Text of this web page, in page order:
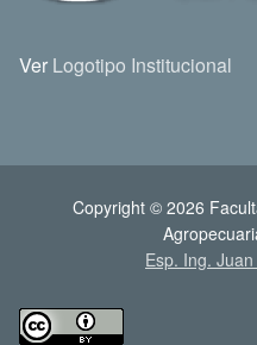
Ver Logotipo Institucional
Copyright © 2026
Esp. Ing.